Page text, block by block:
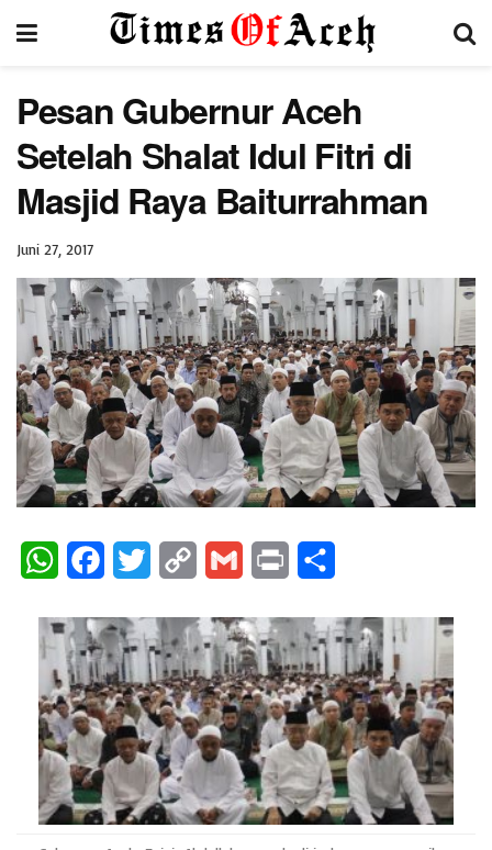
Pesan Gubernur Aceh
Setelah Shalat Idul Fitri di
Masjid Raya Baiturrahman
Juni 27, 2017
W
a
t
s
A
p
p
c
e
b
o
o
k
i
t
t
e
r
p
y
L
i
k
a
i
l
n
t
a
r
e